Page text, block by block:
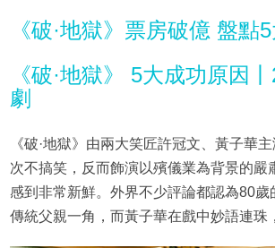
《破·地獄》票房破億 盤點
《破·地獄》 5大成功原因
劇
《破·地獄》由兩大笑匠許冠文、黃子華
次不搞笑，反而飾演以殯儀業為背景的嚴
感到非常新鮮。外界不少評論都認為80歲
傳統父親一角，而黃子華在戲中妙語連珠